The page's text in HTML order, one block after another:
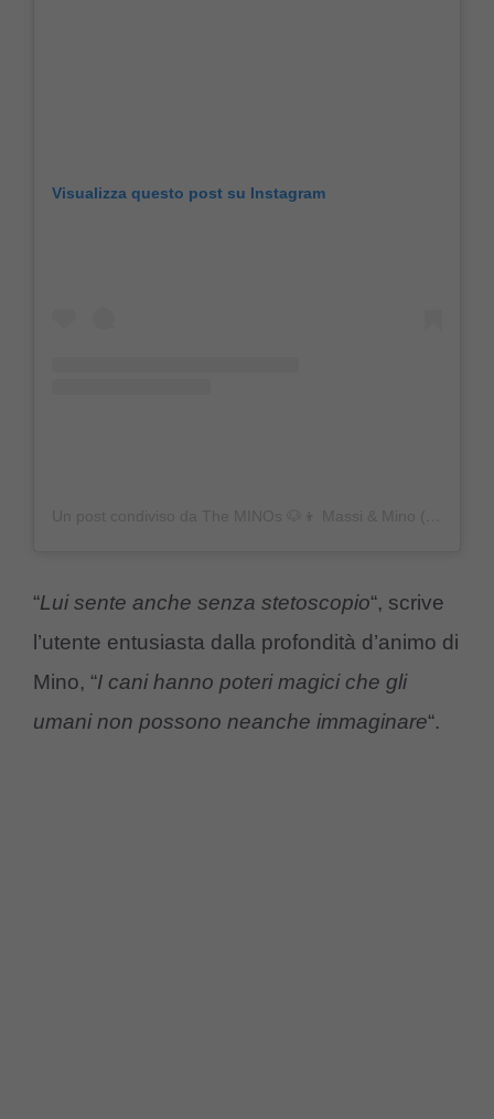
Visualizza questo post su Instagram
“Lui sente anche senza stetoscopio“, scrive
l’utente entusiasta dalla profondità d’animo di
Mino, “I cani hanno poteri magici che gli
umani non possono neanche immaginare“.